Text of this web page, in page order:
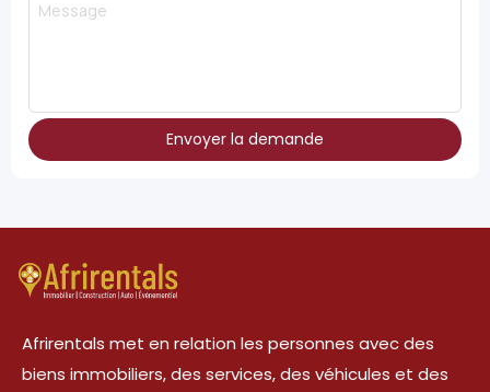
Envoyer la demande
Afrirentals met en relation les personnes avec des
biens immobiliers, des services, des véhicules et des